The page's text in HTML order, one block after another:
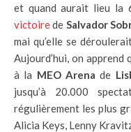
et quand aurait lieu la
victoirede Salvador
mai qu’elle se
Aujourd’hui, on
à la MEO Arena de
jusqu’à 20.000
régulièrement les plus
Alicia Keys, Lenny